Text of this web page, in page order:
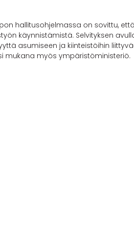
hallitusohjelmassa on sovittu,
käynnistämistä. Selvityksen
asumiseen ja kiinteistöihin
mukana myös ympäristöministeriö.